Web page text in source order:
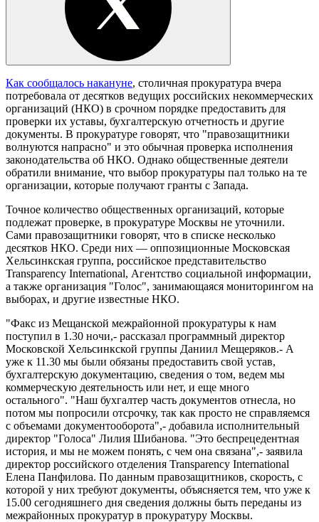
Как сообщалось накануне, столичная прокуратура вчера
потребовала от десятков ведущих российских некоммерческих
организаций (НКО) в срочном порядке предоставить для
проверки их уставы, бухгалтерскую отчетность и другие
документы. В прокуратуре говорят, что "правозащитники
волнуются напрасно" и это обычная проверка исполнения
законодательства об НКО. Однако общественные деятели
обратили внимание, что выбор прокуратуры пал только на те
организации, которые получают гранты с Запада.
Точное количество общественных организаций, которые
подлежат проверке, в прокуратуре Москвы не уточнили.
Сами правозащитники говорят, что в списке несколько
десятков НКО. Среди них — оппозиционные Московская
Хельсинкская группа, российское представительство
Transparency International, Агентство социальной информации,
а также организация "Голос", занимающаяся мониторингом на
выборах, и другие известные НКО.
"Факс из Мещанской межрайонной прокуратуры к нам
поступил в 1.30 ночи,- рассказал программный директор
Московской Хельсинкской группы Даниил Мещеряков.- А
уже к 11.30 мы были обязаны предоставить свой устав,
бухгалтерскую документацию, сведения о том, ведем мы
коммерческую деятельность или нет, и еще много
остального". "Наш бухгалтер часть документов отнесла, но
потом мы попросили отсрочку, так как просто не справляемся
с объемами документооборота",- добавила исполнительный
директор "Голоса" Лилия Шибанова. "Это беспрецедентная
история, и мы не можем понять, с чем она связана",- заявила
директор российского отделения Transparency International
Елена Панфилова. По данным правозащитников, скорость, с
которой у них требуют документы, объясняется тем, что уже к
15.00 сегодняшнего дня сведения должны быть переданы из
межрайонных прокуратур в прокуратуру Москвы.